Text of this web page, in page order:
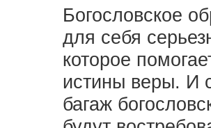
Богословское
для себя
которое
истины веры. И
багаж